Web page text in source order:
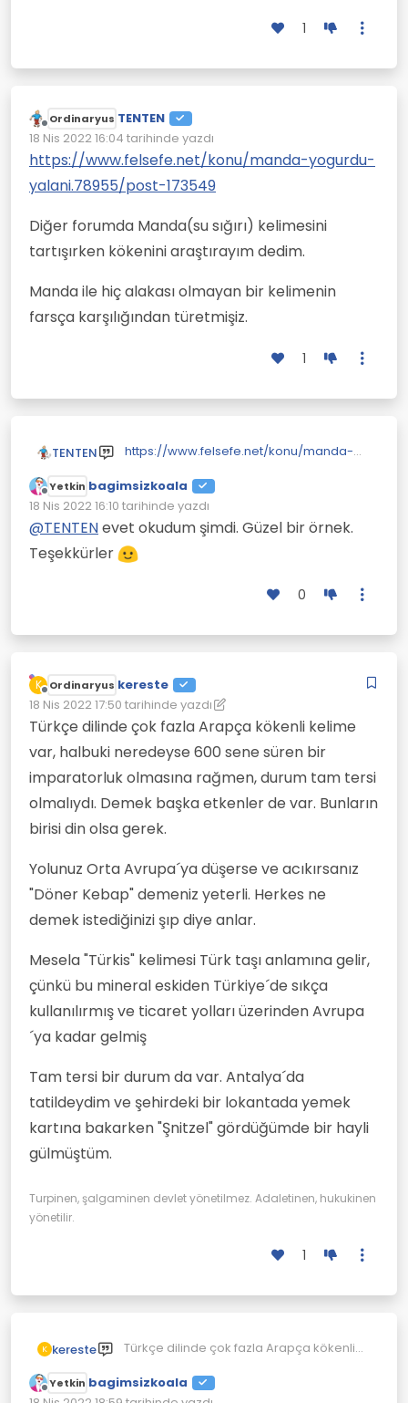
1
Çevrimdışı
Ordinaryus TENTEN
18 Nis 2022 16:04 tarihinde yazdı
Son düzenleyen:
https://www.felsefe.net/konu/manda-yogurdu-
yalani.78955/post-173549
Diğer forumda Manda(su sığırı) kelimesini
tartışırken kökenini araştırayım dedim.
Manda ile hiç alakası olmayan bir kelimenin
farsça karşılığından türetmişiz.
1
TENTEN
https://www.felsefe.net/konu/manda-
Diğer forumda Manda(su sığırı)
kelimesini tartışırken kökenini araştırayım
dedim.
Manda ile hiç alakası olmayan bir
kelimenin farsça karşılığından türetmişiz.
Çevrimdışı
Yetkin bagimsizkoala
18 Nis 2022 16:10 tarihinde yazdı
Son düzenleyen:
@TENTENevet okudum şimdi. Güzel bir örnek.
Teşekkürler
0
K
Çevrimdışı
Ordinaryus kereste
18 Nis 2022 17:50 tarihinde yazdı
Son düzenleyen: kereste
Türkçe dilinde çok fazla Arapça kökenli kelime
var, halbuki neredeyse 600 sene süren bir
imparatorluk olmasına rağmen, durum tam tersi
olmalıydı. Demek başka etkenler de var. Bunların
birisi din olsa gerek.
Yolunuz Orta Avrupa´ya düşerse ve acıkırsanız
"Döner Kebap" demeniz yeterli. Herkes ne
demek istediğinizi şıp diye anlar.
Mesela "Türkis" kelimesi Türk taşı anlamına gelir,
çünkü bu mineral eskiden Türkiye´de sıkça
kullanılırmış ve ticaret yolları üzerinden Avrupa
´ya kadar gelmiş
Tam tersi bir durum da var. Antalya´da
tatildeydim ve şehirdeki bir lokantada yemek
kartına bakarken "Şnitzel" gördüğümde bir hayli
gülmüştüm.
Turpinen, şalgaminen devlet yönetilmez. Adaletinen, hukukinen
yönetilir.
1
K kereste
Türkçe dilinde çok fazla Arapça kökenli
süren bir imparatorluk olmasına rağmen,
Yolunuz Orta Avrupa´ya düşerse ve
Çevrimdışı
Yetkin bagimsizkoala